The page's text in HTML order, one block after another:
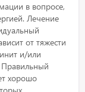
в вопросе,
Лечение
от тяжести
и/или
Правильный
хорошо